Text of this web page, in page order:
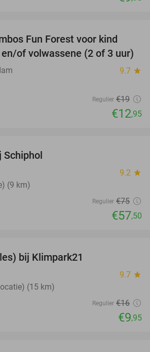
Fun Forest voor kind
of volwassene (2 of 3 uur)
9.7 star
Regulier €19
€12,95
Schiphol
9.2 star
(9 km)
Regulier €75
€57,50
bij Klimpark21
9.7 star
(15 km)
Regulier €16
€9,95